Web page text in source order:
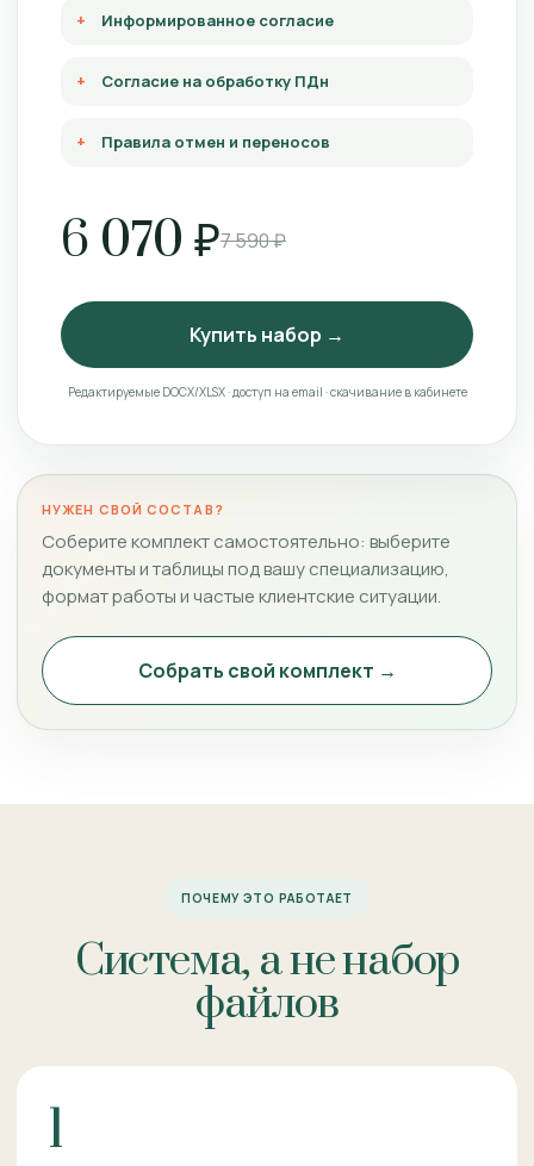
Информированное согласие
Согласие на обработку ПДн
Правила отмен и переносов
6 070 ₽7 590 ₽
Купить набор →
Редактируемые DOCX/XLSX · доступ на email · скачивание в кабинете
НУЖЕН СВОЙ СОСТАВ?
Соберите комплект самостоятельно: выберите
документы и таблицы под вашу специализацию,
формат работы и частые клиентские ситуации.
Собрать свой комплект →
ПОЧЕМУ ЭТО РАБОТАЕТ
Система, а не набор
файлов
1